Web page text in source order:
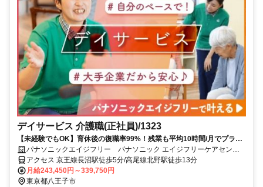
デイサービス 介護職(正社員)/1323
【未経験でもOK】育休後の復職率99%！残業も平均10時間/月でプライ
ベートとの両立も可能です入社時や階級別の研修あり◎スキルや役割に
応じたグレード設定で、あなたのキャリアアップを応援します！
パナソニックエイジフリー パナソニック エイジフリーケアセンタ
ー八王子・デイサービス
アクセス 京王線長沼駅徒歩5分/高尾線北野駅徒歩13分
月給243,450円～339,750円
東京都八王子市